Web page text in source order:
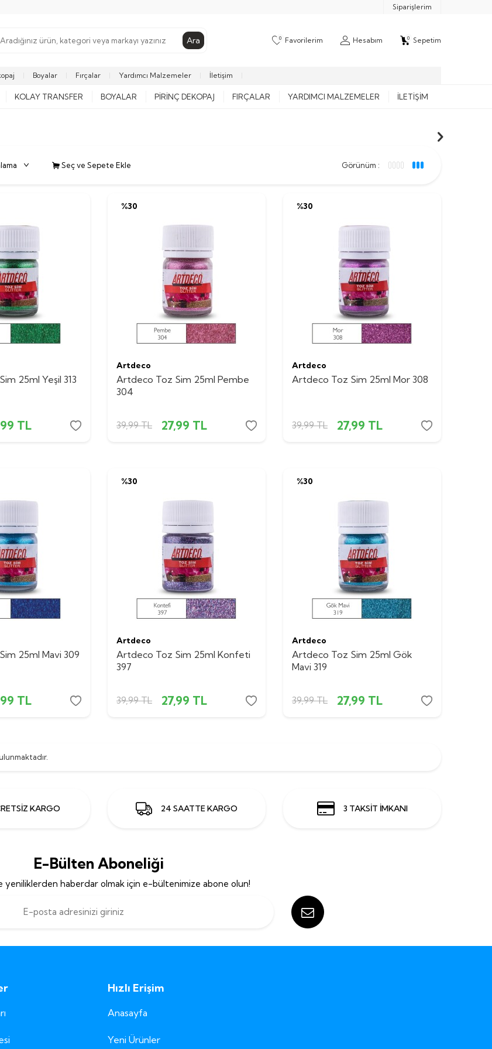
Siparişlerim
Ara 0 Favorilerim Hesabım 0 Sepetim
Boyalar Fırçalar Yardımcı Malzemeler İletişim
KOLAY TRANSFER BOYALAR PIRINÇ DEKOPAJ FIRÇALAR YARDIMCI MALZEMELER İLETIŞIM
Seç ve Sepete Ekle Görünüm :
25ml Yeşil 313
TL
%30
Artdeco
Artdeco Toz Sim 25ml Pembe
304
39,99TL 27,99 TL
%30
Artdeco
Artdeco Toz Sim 25ml Mor 308
39,99TL 27,99 TL
25ml Mavi 309
TL
%30
Artdeco
Artdeco Toz Sim 25ml Konfeti
397
39,99TL 27,99 TL
%30
Artdeco
Artdeco Toz Sim 25ml Gök
Mavi 319
39,99TL 27,99 TL
KARGO 24 SAATTE KARGO 3 TAKSİT İMKANI
E-Bülten Aboneliği
yeniliklerden haberdar olmak için e-bültenimize abone olun!
Hızlı Erişim
Anasayfa
Yeni Ürünler